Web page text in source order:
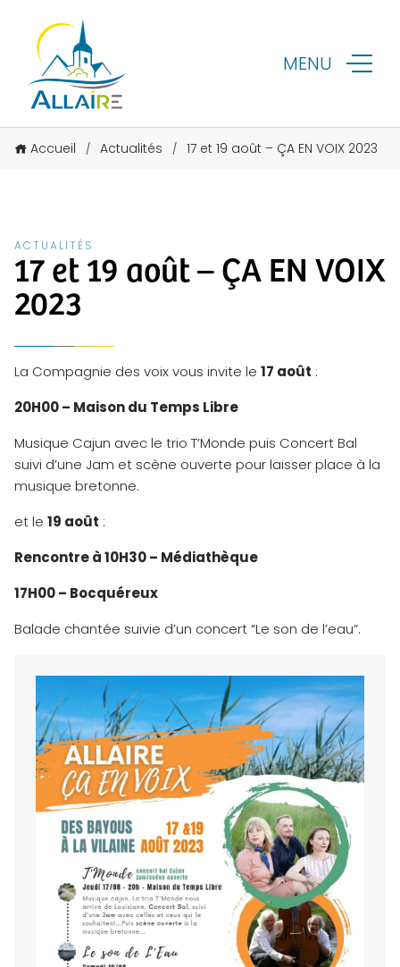
MENU
Accueil / Actualités / 17 et 19 août – ÇA EN VOIX 2023
ACTUALITÉS
17 et 19 août – ÇA EN VOIX
2023
La Compagnie des voix vous invite le 17 août :
20H00 – Maison du Temps Libre
Musique Cajun avec le trio T’Monde puis Concert Bal
suivi d’une Jam et scène ouverte pour laisser place à la
musique bretonne.
et le 19 août :
Rencontre à 10H30 – Médiathèque
17H00 – Bocquéreux
Balade chantée suivie d’un concert “Le son de l’eau”.